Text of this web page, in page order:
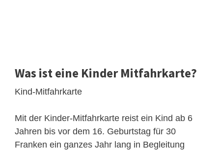
Was ist eine Kinder Mitfahrkarte?
Kind-Mitfahrkarte
Mit der Kinder-Mitfahrkarte reist ein Kind ab 6
Jahren bis vor dem 16. Geburtstag für 30
Franken ein ganzes Jahr lang in Begleitung